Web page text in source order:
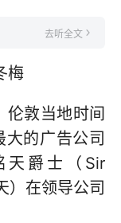
去听全文
梅
伦敦当地时间
的广告公司
天爵士（Sir
）在领导公司